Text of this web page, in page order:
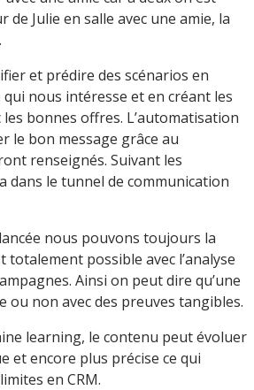
de Julie en salle avec une amie, la
et prédire des scénarios en
nous intéresse et en créant les
les bonnes offres. L’automatisation
le bon message grâce au
renseignés. Suivant les
dans le tunnel de communication
nous pouvons toujours la
totalement possible avec l’analyse
Ainsi on peut dire qu’une
non avec des preuves tangibles.
learning, le contenu peut évoluer
et encore plus précise ce qui
en CRM.